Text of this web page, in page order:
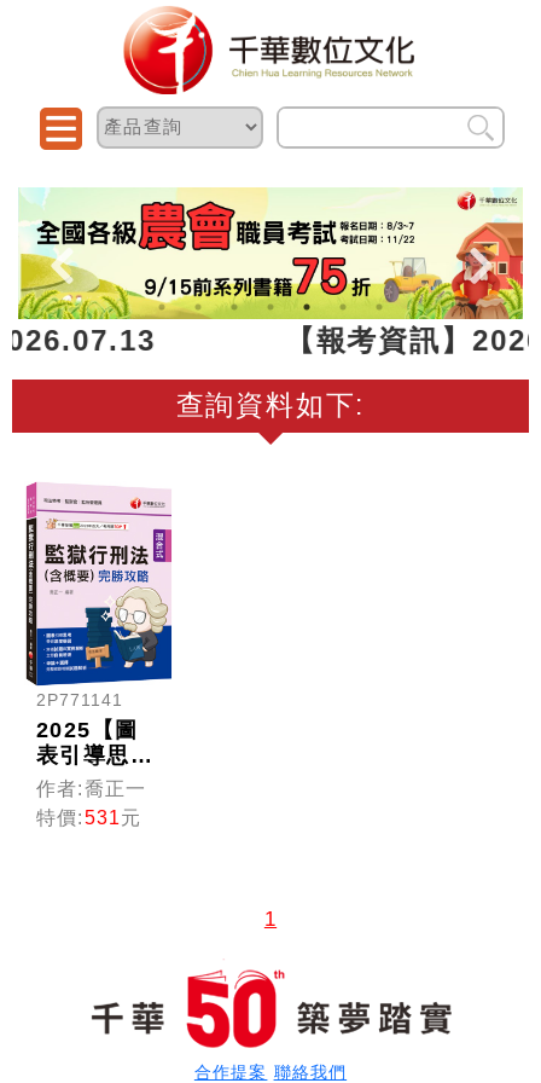
2026.07.13 【報考資訊】
查詢資料如下:
2P771141
2025【圖
表引導思考
深度學習】
監獄行刑法
(含概要)完
作者:喬正一
特價:531元
1
合作提案 聯絡我們